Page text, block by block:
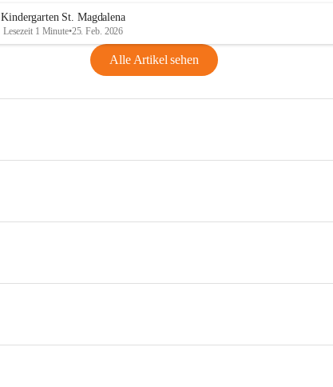
Kindergarten St. Magdalena
Lesezeit 1 Minute•25. Feb. 2026
Alle Artikel sehen